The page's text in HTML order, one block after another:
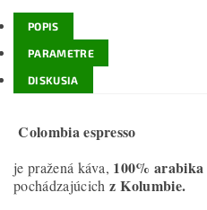
POPIS
PARAMETRE
DISKUSIA
Colombia espresso
je pražená káva, 100% arabika
pochádzajúcich z Kolumbie.